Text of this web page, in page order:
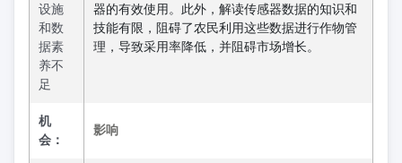
设施
和数
据素
养不
足
器的有效使用。此外，解读传感器数据的知识和
技能有限，阻碍了农民利用这些数据进行作物管
理，导致采用率降低，并阻碍市场增长。
机
会：
影响